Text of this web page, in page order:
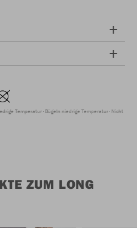
Temperatur Bügeln niedrige Temperatur Nicht
ZUM LONG